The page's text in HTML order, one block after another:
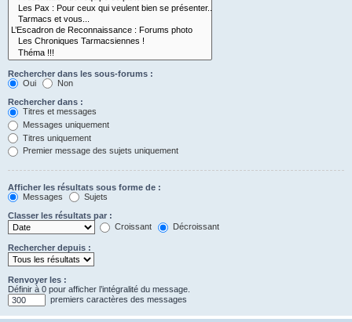
Rechercher dans les sous-forums :
Oui
Non
Rechercher dans :
Titres et messages
Messages uniquement
Titres uniquement
Premier message des sujets uniquement
Afficher les résultats sous forme de :
Messages
Sujets
Classer les résultats par :
Croissant
Décroissant
Rechercher depuis :
Renvoyer les :
Définir à 0 pour afficher l’intégralité du message.
premiers caractères des messages